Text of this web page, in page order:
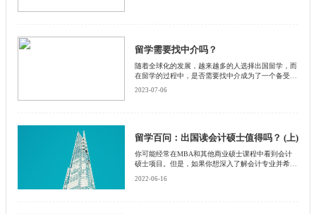
留学需要找中介吗？
随着全球化的发展，越来越多的人选择出国留学，而
在留学的过程中，是否需要找中介成为了一个备受争
2023-07-06
留学百问：出国读会计硕士值得吗？ (上)
你可能经常在MBA和其他商业硕士课程中看到会计
硕士项目。但是，如果你想深入了解会计专业并希望
2022-06-16